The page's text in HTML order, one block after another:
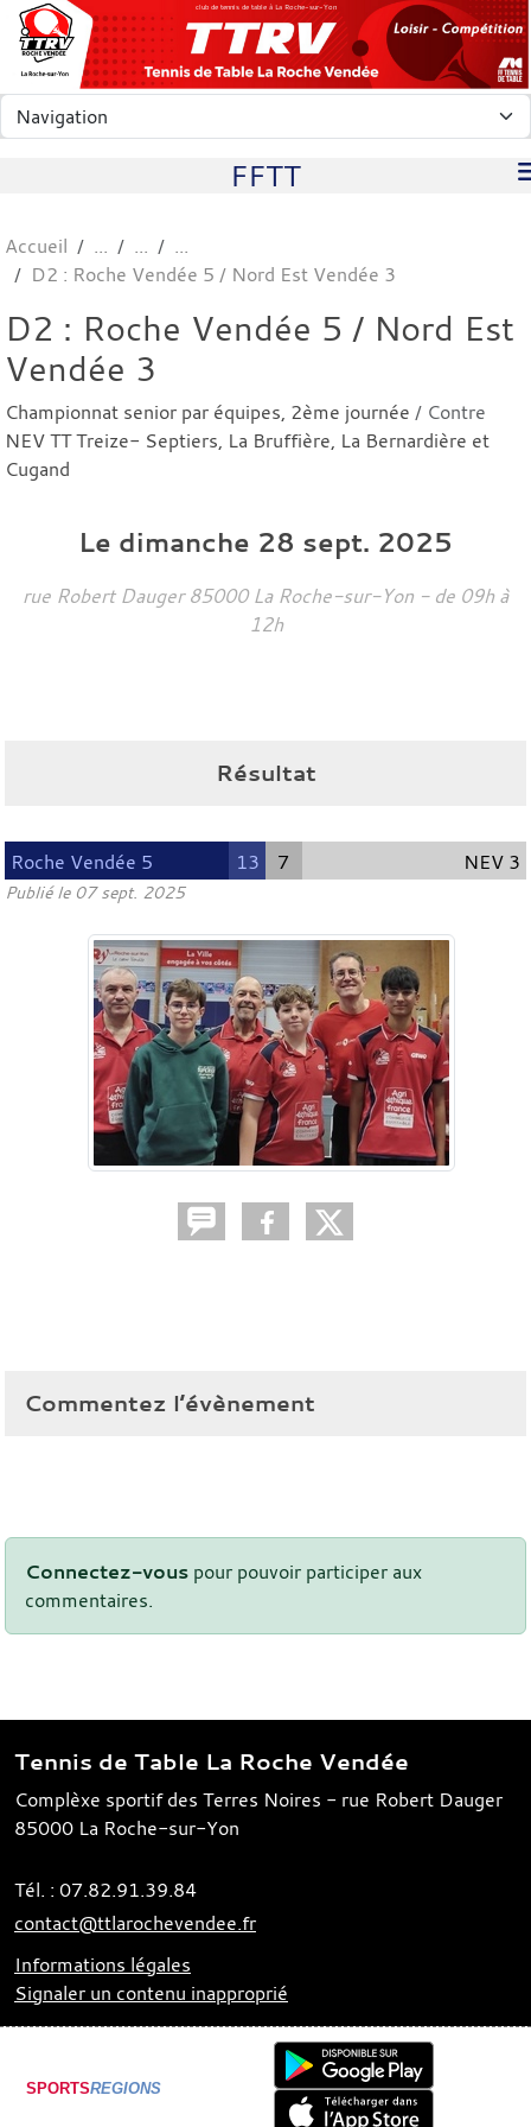
club de tennis de table à La Roche-sur-Yon
FFTT
Accueil
D2 : Roche Vendée 5 / Nord Est Vendée 3
D2 : Roche Vendée 5 / Nord Est
Vendée 3
Championnat senior par équipes, 2ème journée / Contre
NEV TT Treize- Septiers, La Bruffière, La Bernardière et
Cugand
Le dimanche 28 sept. 2025
rue Robert Dauger 85000 La Roche-sur-Yon - de 09h à
12h
Résultat
Roche Vendée 5 13 7 NEV 3
Publié le 07 sept. 2025
Commentez l’évènement
Connectez-vous pour pouvoir participer aux
commentaires.
Tennis de Table La Roche Vendée
Complèxe sportif des Terres Noires - rue Robert Dauger
85000 La Roche-sur-Yon
Tél. : 07.82.91.39.84
contact@ttlarochevendee.fr
Informations légales
Signaler un contenu inapproprié
SPORTSREGIONS
Panneau de gestion des cookies